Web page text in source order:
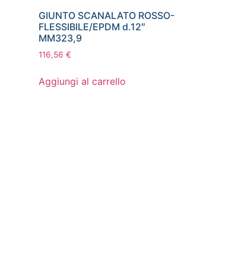
GIUNTO SCANALATO ROSSO-
FLESSIBILE/EPDM d.12″
MM323,9
116,56€
Aggiungi al carrello